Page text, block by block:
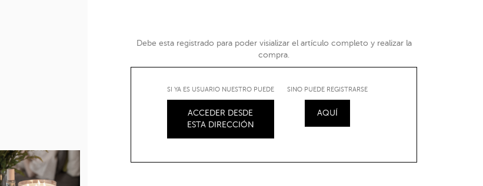
Debe esta registrado para poder visializar el artículo completo y realizar la
compra.
SI YA ES USUARIO NUESTRO PUEDE
ACCEDER DESDE
ESTA DIRECCIÓN
SINO PUEDE REGISTRARSE
AQUÍ